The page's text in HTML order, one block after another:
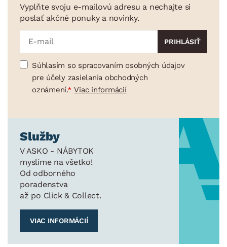
Vyplňte svoju e-mailovú adresu a nechajte si
poslať akčné ponuky a novinky.
Súhlasím so spracovaním osobných údajov
pre účely zasielania obchodných
oznámení.
Viac informácií
Služby
V ASKO - NÁBYTOK
myslíme na všetko!
Od odborného
poradenstva
až po Click & Collect.
VIAC INFORMÁCIÍ